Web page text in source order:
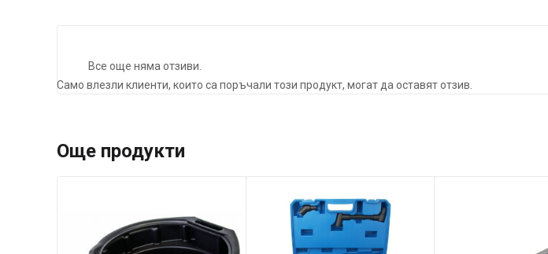
Все още няма отзиви.
Само влезли клиенти, които са поръчали този продукт, могат да оставят отзив.
Още продукти